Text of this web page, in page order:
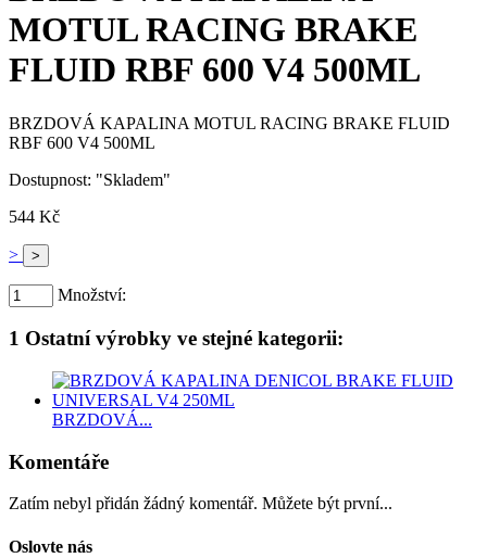
MOTUL RACING BRAKE
FLUID RBF 600 V4 500ML
BRZDOVÁ KAPALINA MOTUL RACING BRAKE FLUID
RBF 600 V4 500ML
Dostupnost: "Skladem"
544 Kč
>
Množství:
1 Ostatní výrobky ve stejné kategorii:
BRZDOVÁ...
Komentáře
Zatím nebyl přidán žádný komentář. Můžete být první...
Oslovte nás